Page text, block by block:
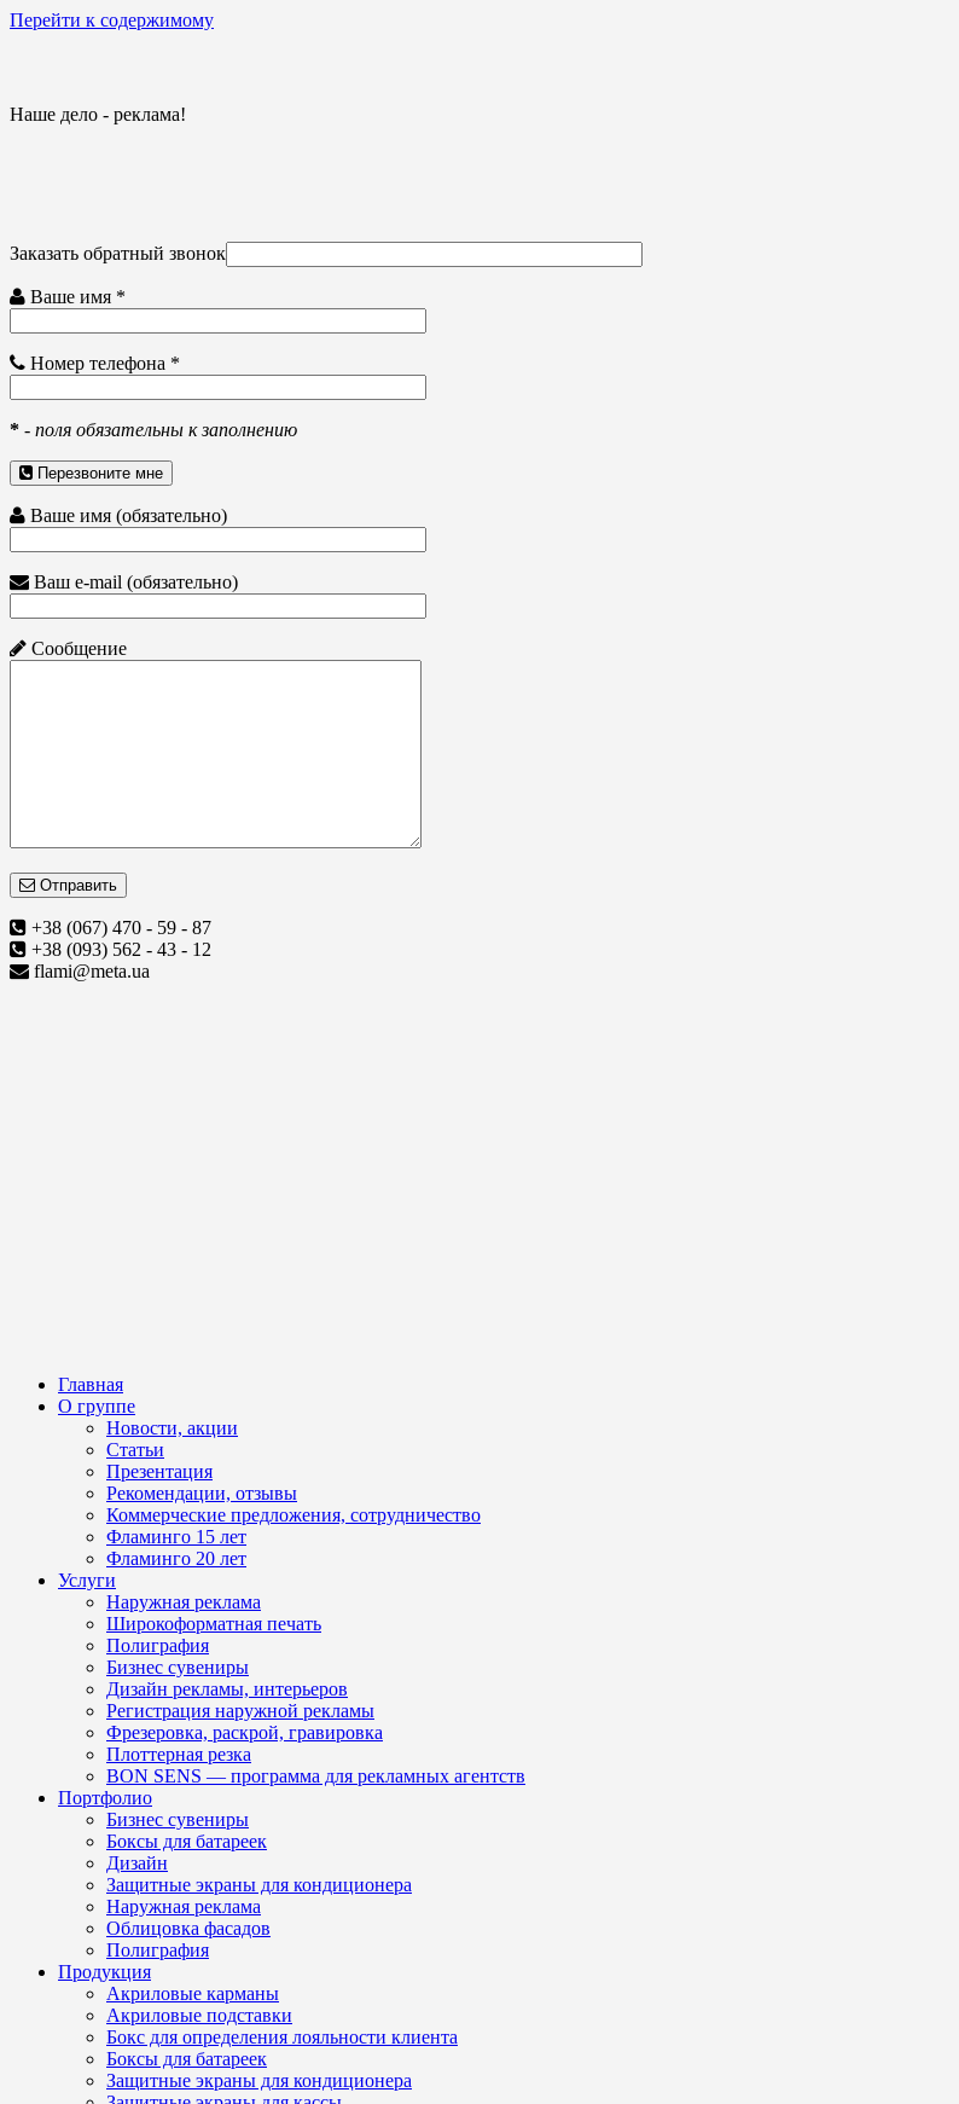
Перейти к содержимому
Наше дело - реклама!
Заказать обратный звонок
Ваше имя *
Номер телефона *
* - поля обязательны к заполнению
Перезвоните мне
Ваше имя (обязательно)
Ваш e-mail (обязательно)
Сообщение
Отправить
+38 (067) 470 - 59 - 87
+38 (093) 562 - 43 - 12
flami@meta.ua
Главная
О группе
Новости, акции
Статьи
Презентация
Рекомендации, отзывы
Коммерческие предложения, сотрудничество
Фламинго 15 лет
Фламинго 20 лет
Услуги
Наружная реклама
Широкоформатная печать
Полиграфия
Бизнес сувениры
Дизайн рекламы, интерьеров
Регистрация наружной рекламы
Фрезеровка, раскрой, гравировка
Плоттерная резка
BON SENS — программа для рекламных агентств
Портфолио
Бизнес сувениры
Боксы для батареек
Дизайн
Защитные экраны для кондиционера
Наружная реклама
Облицовка фасадов
Полиграфия
Продукция
Акриловые карманы
Акриловые подставки
Бокс для определения лояльности клиента
Боксы для батареек
Защитные экраны для кондиционера